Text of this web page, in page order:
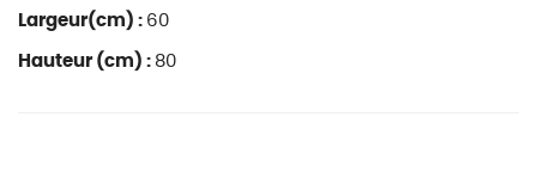
Largeur(cm) : 60
Hauteur (cm) : 80